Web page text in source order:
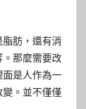
肪，還有消
那麼需要改
是人作為一
。並不僅僅